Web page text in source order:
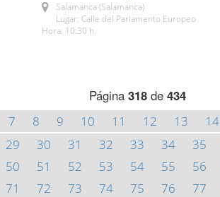
Salamanca (Salamanca)
Lugar: Calle del Parlamento Europeo
Hora: 10:30 h.
Página 318de 434
7 8 9 10 11 12 13 14
29 30 31 32 33 34 35
50 51 52 53 54 55 56
71 72 73 74 75 76 77